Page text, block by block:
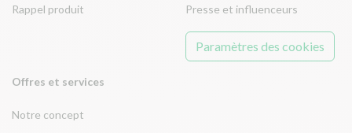
Rappel produit
Offres et services
Notre concept
Presse et influenceurs
Paramètres des cookies